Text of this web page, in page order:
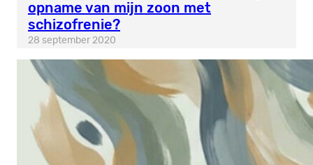
opname van mijn zoon met
schizofrenie?
28 september 2020